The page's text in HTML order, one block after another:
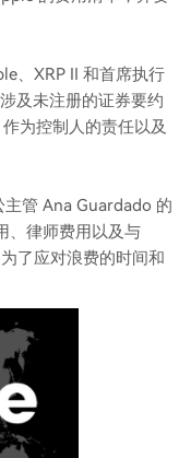
、XRP II 和首席执行
及未注册的证券要约
为控制人的责任以及
管 Ana Guardado 的
、律师费用以及与
了应对浪费的时间和